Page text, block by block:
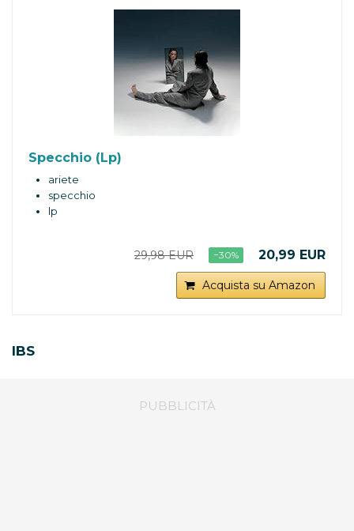
Specchio (Lp)
ariete
specchio
lp
29,98 EUR −30% 20,99 EUR
Acquista su Amazon
IBS